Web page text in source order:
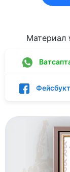
Материал